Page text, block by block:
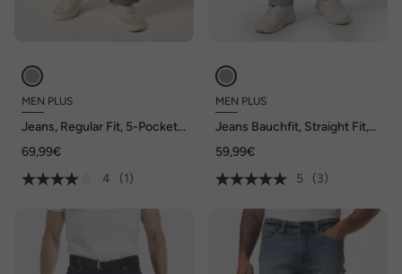
MEN PLUS
Jeans, Regular Fit, 5-Pocket,
69,99€
4
(1)
MEN PLUS
Jeans Bauchfit, Straight Fit,
59,99€
5
(3)